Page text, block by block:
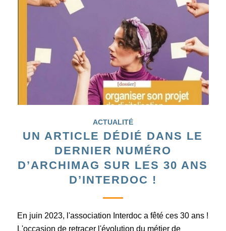
ACTUALITÉ
UN ARTICLE DÉDIÉ DANS LE
DERNIER NUMÉRO
D’ARCHIMAG SUR LES 30 ANS
D’INTERDOC !
En juin 2023, l'association Interdoc a fêté ces 30 ans !
L'occasion de retracer l'évolution du métier de